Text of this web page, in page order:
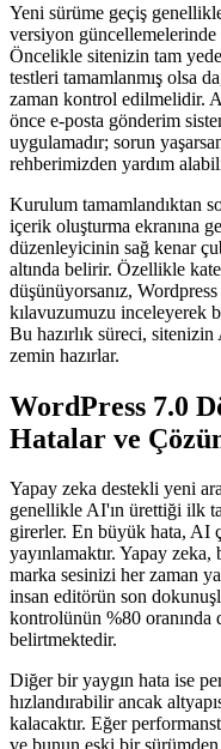
Yeni sürüme geçiş
versiyon güncellemelerinde
Öncelikle sitenizin tam
testleri tamamlanmış olsa
zaman kontrol edilmelidir.
önce e-posta gönderim
uygulamadır; sorun
rehberimizden yardım
Kurulum tamamlandıktan
içerik oluşturma ekranına
düzenleyicinin sağ kenar
altında belirir. Özellikle
düşünüyorsanız,
kılavuzumuzu inceleyerek
Bu hazırlık süreci,
zemin hazırlar.
WordPress 7.0
Hatalar ve
Yapay zeka destekli yeni
genellikle AI'ın ürettiği ilk
girerler. En büyük hata, AI
yayınlamaktır. Yapay
marka sesinizi her zaman
insan editörün son
kontrolünün %80 oranında
belirtmektedir.
Diğer bir yaygın hata ise
hızlandırabilir ancak
kalacaktır. Eğer